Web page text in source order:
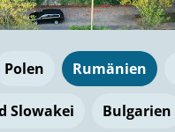
Polen Rumänien
Slowakei Bulgarien